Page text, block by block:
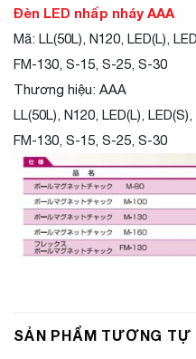
Đèn LED nhấp nháy AAA
Mã: LL(50L), N120, LED(L),
FM-130, S-15, S-25, S-30
Thương hiệu: AAA
LL(50L), N120, LED(L),
FM-130, S-15, S-25, S-30
SẢN PHẨM TƯƠNG TỰ